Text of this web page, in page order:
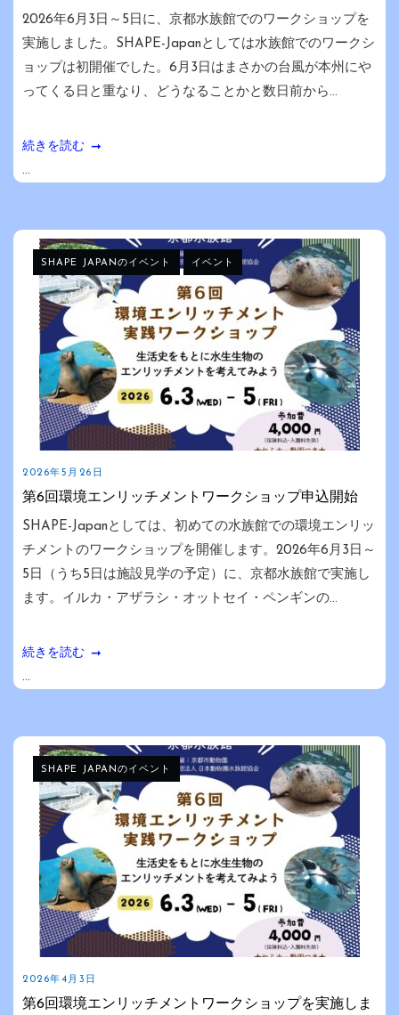
2026年6月3日～5日に、京都水族館でのワークショップを
実施しました。SHAPE-Japanとしては水族館でのワークシ
ョップは初開催でした。6月3日はまさかの台風が本州にや
ってくる日と重なり、どうなることかと数日前から...
続きを読む
...
SHAPE JAPANのイベント イベント
2026年5月26日
第6回環境エンリッチメントワークショップ申込開始
SHAPE-Japanとしては、初めての水族館での環境エンリッ
チメントのワークショップを開催します。2026年6月3日～
5日（うち5日は施設見学の予定）に、京都水族館で実施し
ます。イルカ・アザラシ・オットセイ・ペンギンの...
続きを読む
...
SHAPE JAPANのイベント
2026年4月3日
第6回環境エンリッチメントワークショップを実施しま